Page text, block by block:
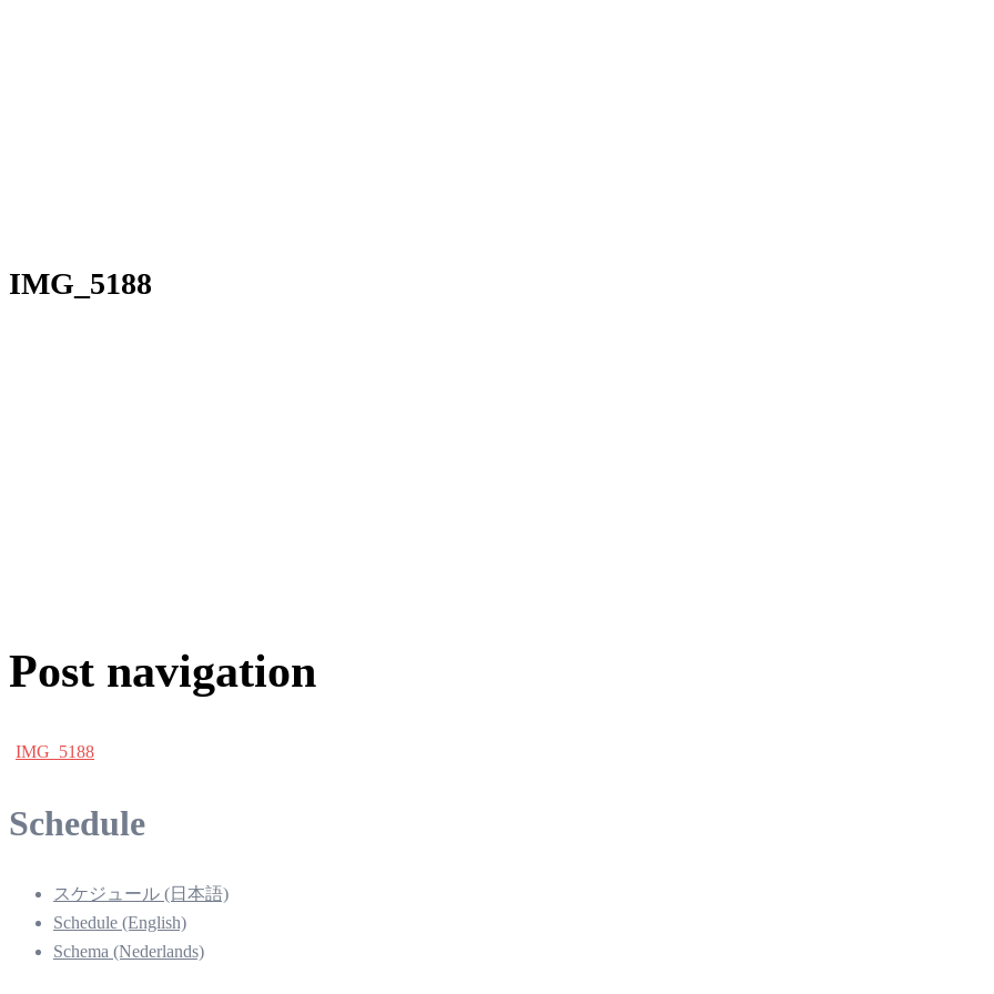
IMG_5188
Post navigation
IMG_5188
Schedule
スケジュール (日本語)
Schedule (English)
Schema (Nederlands)